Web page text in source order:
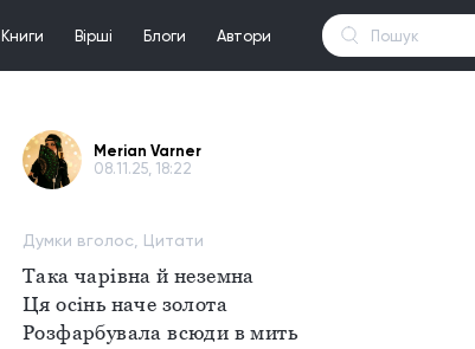
Книги Вірші Блоги Автори
Merian Varner
08.11.25, 18:22
Думки вголос, Цитати
Така чарівна й неземна
Ця осінь наче золота
Розфарбувала всюди в мить